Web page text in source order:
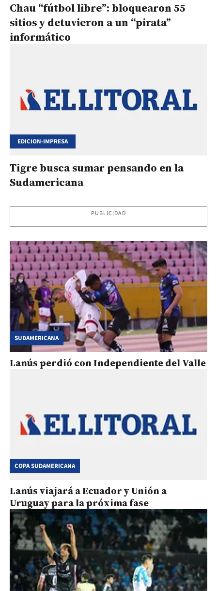
Chau “fútbol libre”: bloquearon 55
sitios y detuvieron a un “pirata”
informático
EDICION-IMPRESA
Tigre busca sumar pensando en la
Sudamericana
PUBLICIDAD
SUDAMERICANA
Lanús perdió con Independiente del Valle
COPA SUDAMERICANA
Lanús viajará a Ecuador y Unión a
Uruguay para la próxima fase